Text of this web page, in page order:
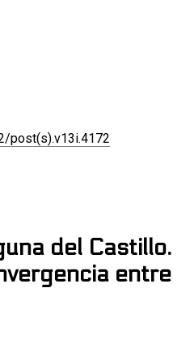
post(s).v13i.4172
del Castillo.
entre